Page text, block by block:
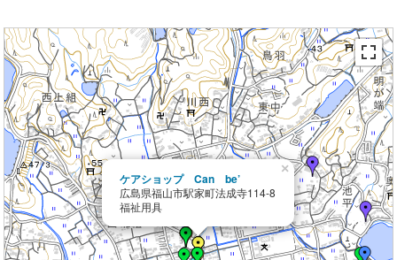
ケアショップ Can be’
広島県福山市駅家町法成寺114-8
福祉用具
×